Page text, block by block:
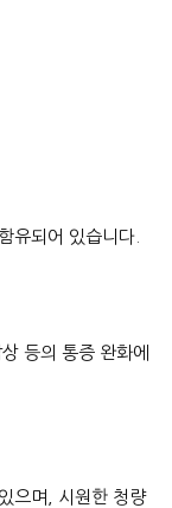
유되어 있습니다.
등의 통증 완화에
으며, 시원한 청량